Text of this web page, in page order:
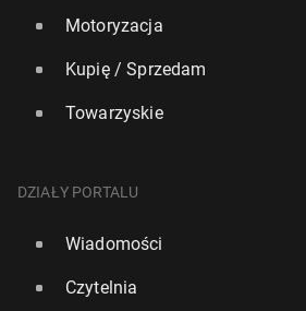
Motoryzacja
Kupię / Sprzedam
Towarzyskie
DZIAŁY PORTALU
Wiadomości
Czytelnia